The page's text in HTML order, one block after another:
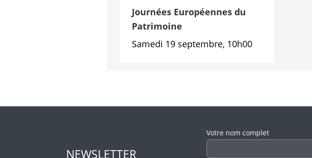
Journées Européennes du
Patrimoine
Samedi 19 septembre, 10h00
NEWSLETTER
Veuillez laisser ce champ vide.
Votre nom complet